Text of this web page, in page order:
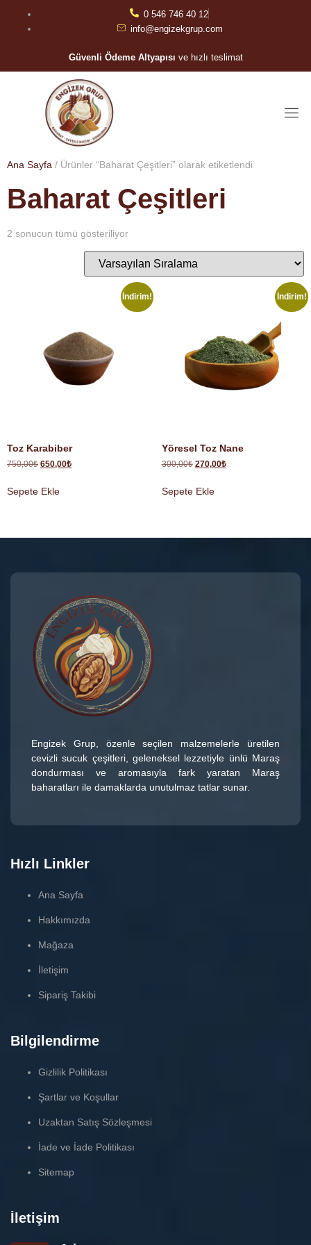
0 546 746 40 12
info@engizekgrup.com
Güvenli Ödeme Altyapısı ve hızlı teslimat
Ana Sayfa / Ürünler “Baharat Çeşitleri” olarak etiketlendi
Baharat Çeşitleri
2 sonucun tümü gösteriliyor
İndirim!
Toz Karabiber
750,00₺ 650,00₺
Sepete Ekle
İndirim!
Yöresel Toz Nane
300,00₺ 270,00₺
Sepete Ekle
Engizek Grup, özenle seçilen malzemelerle üretilen
cevizli sucuk çeşitleri, geleneksel lezzetiyle ünlü Maraş
dondurması ve aromasıyla fark yaratan Maraş
baharatları ile damaklarda unutulmaz tatlar sunar.
Hızlı Linkler
Ana Sayfa
Hakkımızda
Mağaza
İletişim
Sipariş Takibi
Bilgilendirme
Gizlilik Politikası
Şartlar ve Koşullar
Uzaktan Satış Sözleşmesi
İade ve İade Politikası
Sitemap
İletişim